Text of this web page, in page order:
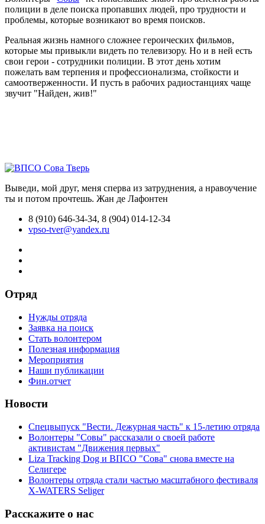
полиции в деле поиска пропавших людей, про трудности и
проблемы, которые возникают во время поисков.
Реальная жизнь намного сложнее героических фильмов,
которые мы привыкли видеть по телевизору. Но и в ней есть
свои герои - сотрудники полиции. В этот день хотим
пожелать вам терпения и профессионализма, стойкости и
самоотверженности. И пусть в рабочих радиостанциях чаще
звучит "Найден, жив!"
Выведи, мой друг, меня сперва из затруднения, а нравоучение
ты и потом прочтешь. Жан де Лафонтен
8 (910) 646-34-34, 8 (904) 014-12-34
vpso-tver@yandex.ru
Отряд
Нужды отряда
Заявка на поиск
Стать волонтером
Полезная информация
Мероприятия
Наши публикации
Фин.отчет
Новости
Спецвыпуск "Вести. Дежурная часть" к 15-летию отряда
Волонтеры "Совы" рассказали о своей работе
активистам "Движения первых"
Liza Tracking Dog и ВПСО "Сова" снова вместе на
Селигере
Волонтеры отряда стали частью масштабного фестиваля
X-WATERS Seliger
Расскажите о нас